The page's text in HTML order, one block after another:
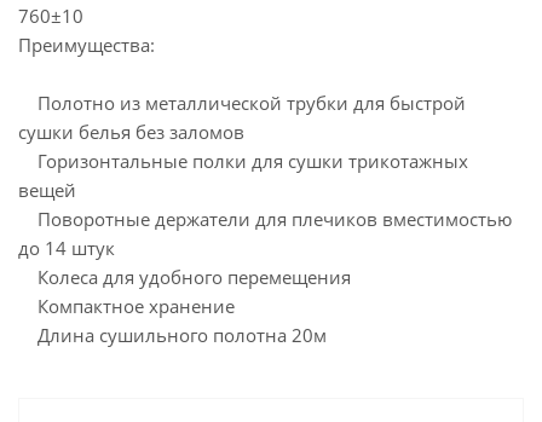
760±10
Преимущества:
Полотно из металлической трубки для быстрой
сушки белья без заломов
Горизонтальные полки для сушки трикотажных
вещей
Поворотные держатели для плечиков вместимостью
до 14 штук
Колеса для удобного перемещения
Компактное хранение
Длина сушильного полотна 20м